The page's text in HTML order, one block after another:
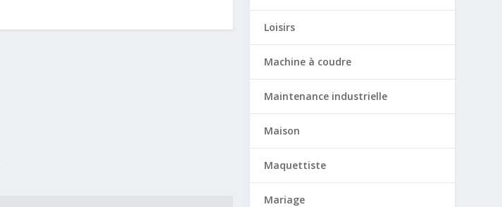
Loisirs
Machine à coudre
Maintenance industrielle
Maison
Maquettiste
Mariage